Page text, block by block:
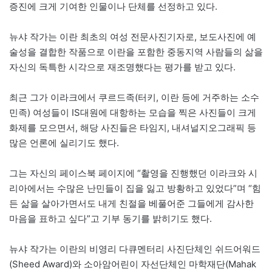
증진에 크게 기여한 인물이나 단체를 선정하고 있다.
뉴샤 작가는 이란 최초의 여성 전문사진기자로, 보도사진에 예
술성을 결합한 작품으로 이란을 포함한 중동지역 사람들의 삶을
자신의 독특한 시각으로 재조명했다는 평가를 받고 있다.
최근 그가 이라크에서 쿠르드족(터키, 이란 등에 거주하는 소수
민족) 여성들이 IS대원에 대항하는 모습을 찍은 사진들이 크게
화제를 모으면서, 해당 사진들은 타임지, 내셔널지오그래픽 등
많은 언론에 실리기도 했다.
그는 자신의 페이스북 페이지에 “촬영을 진행했던 이라크와 시
리아에서는 수많은 난민들이 집을 잃고 방황하고 있었다”며 “힘
든 삶을 살아가면서도 내게 친절을 베풀어준 그들에게 감사한
마음을 표하고 싶다”고 기부 동기를 밝히기도 했다.
뉴샤 작가는 이란의 비영리 다큐멘터리 사진단체인 쉬드어워드
(Sheed Award)와 소아암어린이 자선단체인 마학재단(Mahak